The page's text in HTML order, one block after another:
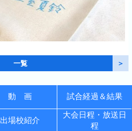
一覧 ＞
動 画 試合経過＆結果
出場校紹介
大会日程・放送日
程